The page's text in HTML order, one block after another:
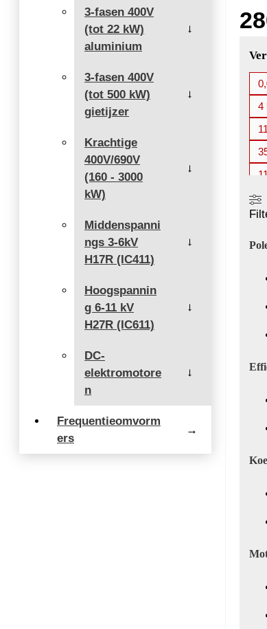
3-fasen 400V
(tot 22 kW)
aluminium
→
3-fasen 400V
(tot 500 kW)
gietijzer
→
Krachtige
400V/690V
(160 - 3000
kW)
→
Middenspanni
ngs 3-6kV
H17R (IC411)
→
Hoogspannin
g 6-11 kV
H27R (IC611)
→
DC-
elektromotore
n
→
Frequentieomvorm
ers
→
4